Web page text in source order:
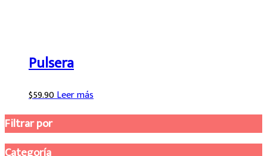
Pulsera
$59.90Leer más
Filtrar por